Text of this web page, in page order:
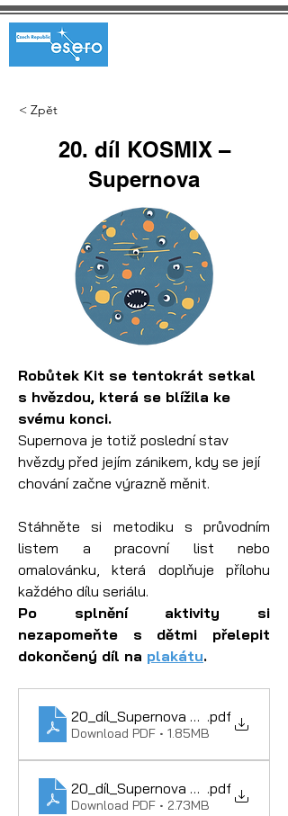
< Zpět
20. díl KOSMIX –
Supernova
Robůtek Kit se tentokrát setkal
s hvězdou, která se blížila ke
svému konci.
Supernova je totiž poslední stav
hvězdy před jejím zánikem, kdy se její
chování začne výrazně měnit.
Stáhněte si metodiku s průvodním
listem a pracovní list nebo
omalovánku, která doplňuje přílohu
každého dílu seriálu.
Po splnění aktivity si
nezapomeňte s dětmi přelepit
dokončený díl na plakátu.
20_díl_Supernova – metodika
.pdf
Download PDF • 1.85MB
20_díl_Supernova – pracovní listy
.pdf
Download PDF • 2.73MB